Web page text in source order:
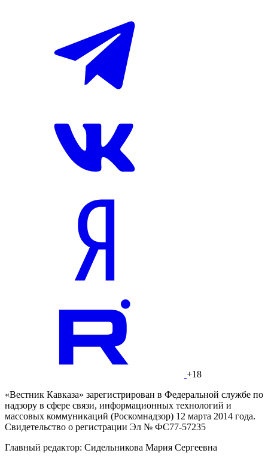
+18
«Вестник Кавказа» зарегистрирован в Федеральной службе по
надзору в сфере связи, информационных технологий и
массовых коммуникаций (Роскомнадзор) 12 марта 2014 года.
Свидетельство о регистрации Эл № ФС77-57235
Главный редактор: Сидельникова Мария Сергеевна